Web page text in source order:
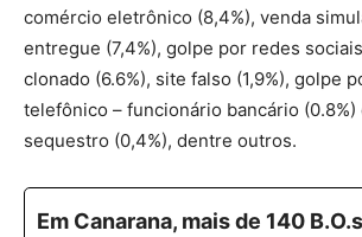
comércio eletrônico (8,4%), venda
entregue (7,4%), golpe por redes
clonado (6.6%), site falso (1,9%), golpe
telefônico – funcionário bancário
sequestro (0,4%), dentre outros.
Em Canarana, mais de 140